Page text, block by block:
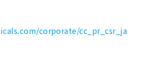
corporate/cc_pr_csr_ja